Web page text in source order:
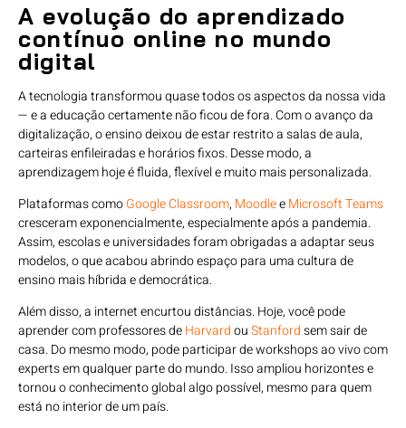
A evolução do aprendizado
contínuo online no mundo
digital
A tecnologia transformou quase todos os aspectos da nossa vida
— e a educação certamente não ficou de fora. Com o avanço da
digitalização, o ensino deixou de estar restrito a salas de aula,
carteiras enfileiradas e horários fixos. Desse modo, a
aprendizagem hoje é fluida, flexível e muito mais personalizada.
Plataformas comoGoogle Classroom, MoodleeMicrosoft Teams
cresceram exponencialmente, especialmente após a pandemia.
Assim, escolas e universidades foram obrigadas a adaptar seus
modelos, o que acabou abrindo espaço para uma cultura de
ensino mais híbrida e democrática.
Além disso, a internet encurtou distâncias. Hoje, você pode
aprender com professores deHarvardouStanfordsem sair de
casa. Do mesmo modo, pode participar de workshops ao vivo com
experts em qualquer parte do mundo. Isso ampliou horizontes e
tornou o conhecimento global algo possível, mesmo para quem
está no interior de um país.